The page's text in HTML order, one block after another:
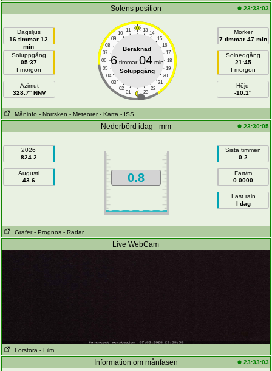
Solens position 23:33:03
Dagsljus
16 timmar 12
min
Soluppgång
05:37
I morgon
Azimut
328.7° NNV
11 13
10
14
09
15
08
16
07
17
06
18
05
19
04
20
03
21
02
22
01 23
Beräknad
6timmar04min
Soluppgång
Mörker
7 timmar 47 min
Solnedgång
21:45
I morgon
Höjd
-10.1°
Måninfo - Norrsken - Meteorer - Karta - ISS
Nederbörd idag - mm 23:30:05
2026
824.2
Augusti
43.6
0.8
Sista timmen
0.2
Fart/m
0.0000
Last rain
I dag
Grafer - Prognos - Radar
Live WebCam
Förstora - Film
Information om månfasen 23:33:03